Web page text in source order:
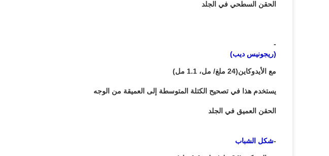
الحقن السطحي في الجلد
-
(ريجونيس ديب)
مع الأيدوكاين(24 ملغ/ مل، 1.1 مل)
يستخدم هذا في تصحيح الكتلة المتوسطة إلى العميقة من الوجه
الحقن العميق في الجلد
-شكل الشباب